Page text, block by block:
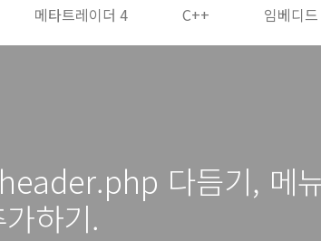
메타트레이더 4 C++ 임베디드
다듬기, 메
하기.